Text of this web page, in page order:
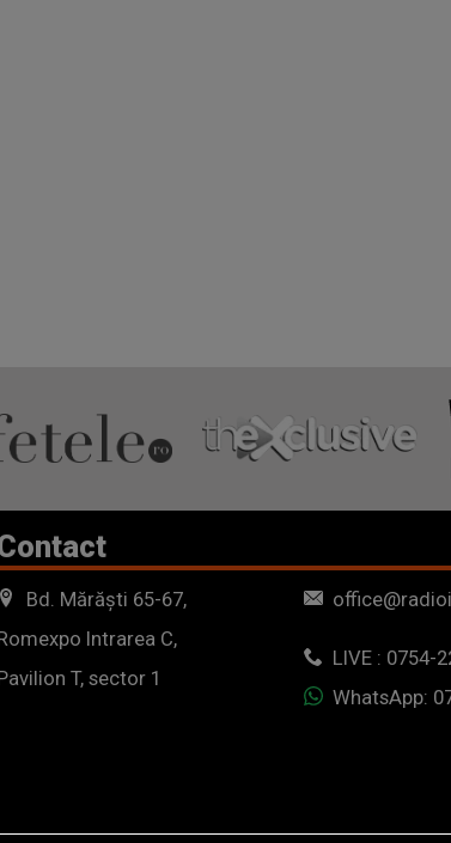
Bd. Mărăști 65-67,
Intrarea C,
T, sector 1
LIVE : 0754-
WhatsApp: